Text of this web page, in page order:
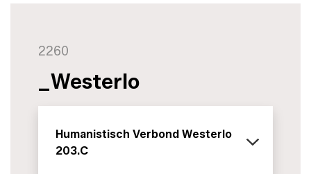
2260
_Westerlo
Humanistisch Verbond Westerlo
203.C